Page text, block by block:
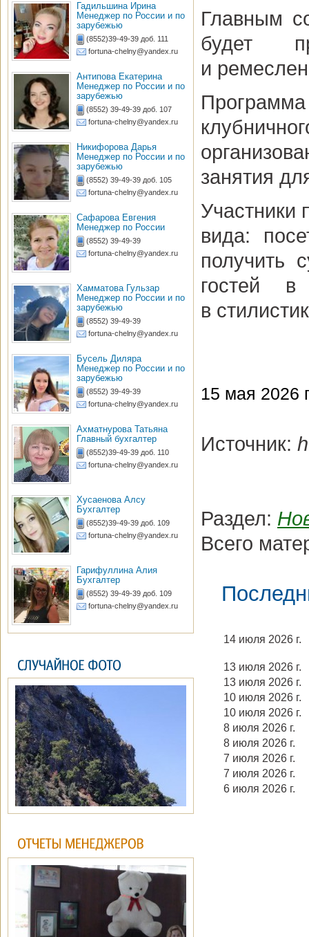
Гадильшина Ирина
Менеджер по России и по
зарубежью
(8552)39-49-39 доб. 111
fortuna-chelny@yandex.ru
Антипова Екатерина
Менеджер по России и по
зарубежью
(8552) 39-49-39 доб. 107
fortuna-chelny@yandex.ru
Никифорова Дарья
Менеджер по России и по
зарубежью
(8552) 39-49-39 доб. 105
fortuna-chelny@yandex.ru
Сафарова Евгения
Менеджер по России
(8552) 39-49-39
fortuna-chelny@yandex.ru
Хамматова Гульзар
Менеджер по России и по
зарубежью
(8552) 39-49-39
fortuna-chelny@yandex.ru
Бусель Диляра
Менеджер по России и по
зарубежью
(8552) 39-49-39
fortuna-chelny@yandex.ru
Ахматнурова Татьяна
Главный бухгалтер
(8552)39-49-39 доб. 110
fortuna-chelny@yandex.ru
Хусаенова Алсу
Бухгалтер
(8552)39-49-39 доб. 109
fortuna-chelny@yandex.ru
Гарифуллина Алия
Бухгалтер
(8552) 39-49-39 доб. 109
fortuna-chelny@yandex.ru
Главным
будет
и
занятия
Участники
вида:
получить
гостей в
в
15 мая 2026
Источник:
Раздел:
Всего
14 июля 2026 г.
13 июля 2026 г.
13 июля 2026 г.
10 июля 2026 г.
10 июля 2026 г.
8 июля 2026 г.
8 июля 2026 г.
7 июля 2026 г.
7 июля 2026 г.
6 июля 2026 г.